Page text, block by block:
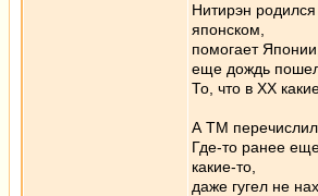
Нитирэн
японском,
помогает
еще дождь
То, что в ХХ
А ТМ перечислил
Где-то ранее
какие-то,
даже гугел не